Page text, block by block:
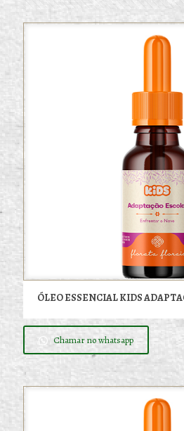
ÓLEO ESSENCIAL KIDS
Chamar no whatsapp